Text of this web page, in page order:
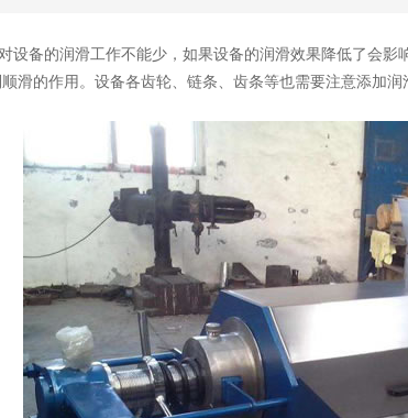
设备的润滑工作不能少，如果设备的润滑效果降低了会
作用。设备各齿轮、链条、齿条等也需要注意添加润滑